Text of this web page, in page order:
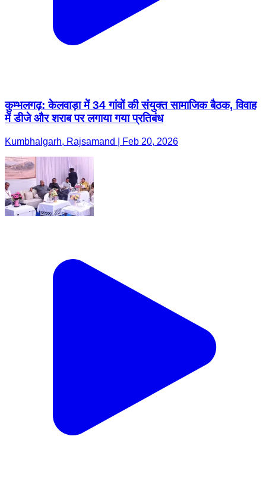
कुम्भलगढ़: केलवाड़ा में 34 गांवों की संयुक्त सामाजिक बैठक, विवाह
में डीजे और शराब पर लगाया गया प्रतिबंध
Kumbhalgarh, Rajsamand | Feb 20, 2026